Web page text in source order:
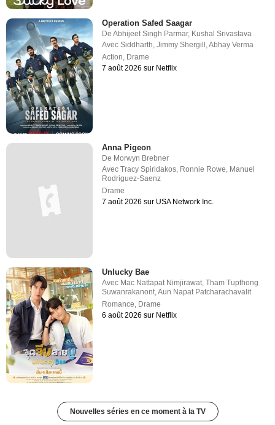
Operation Safed Saagar
DeAbhijeet Singh Parmar, Kushal Srivastava
AvecSiddharth ,Jimmy Shergill ,Abhay Verma
Action Drame
7 août 2026 sur Netflix
Anna Pigeon
De Morwyn Brebner
AvecTracy Spiridakos, Ronnie Rowe, Manuel
Rodriguez-Saenz
Drame
7 août 2026 sur USA Network Inc.
Unlucky Bae
Avec Mac Nattapat Nimjirawat,Tham Tupthong
Suwanrakanont,Aun Napat Patcharachavalit
Romance, Drame
6 août 2026 sur Netflix
Nouvelles séries en ce moment à la TV